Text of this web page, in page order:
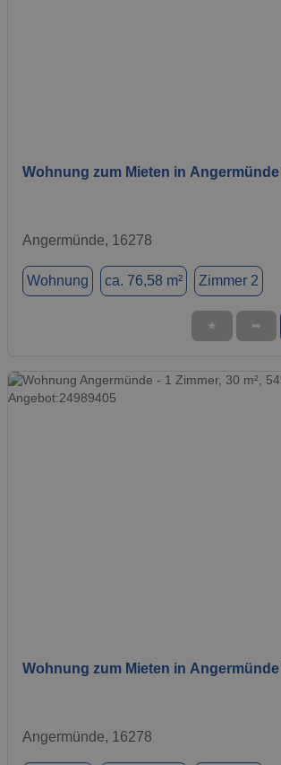
Wohnung zum Mieten in Angermünde
Angermünde, 16278
Wohnung ca. 76,58 m² Zimmer 2
★ ➦
Wohnung zum Mieten in Angermünde
Angermünde, 16278